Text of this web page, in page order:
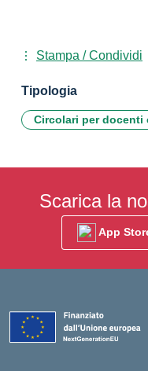
Stampa / Condividi
Tipologia
Circolari per docenti
Scarica la
App